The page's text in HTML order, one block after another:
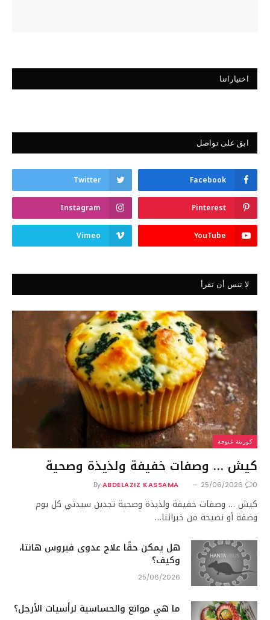
اختياراتنا
ابق على تواصل
Facebook
Twitter
Pinterest
Instagram
YouTube
Vimeo
لا تنس أن تقرأ
كوزينة غنوجة
كيش … وصفات خفيفة ولذيذة وصحية
By ABDELAZIZ KASSAMA 25/06/2026 0
كيش … وصفات خفيفة ولذيذة وصحية تجدين سيدتي كل يوم
وصفة أو نصيحة من خبرائنا…
هل يمكن حقًا علاج عدوى فيروس هانتا،
وكيف؟
25/06/2026
ما هي موانع والحساسية لرأسيات الأرجل؟